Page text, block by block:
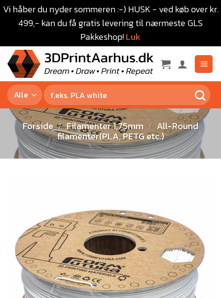
Vi håber du nyder sommeren :-) HUSK - ved køb over kr.
499,- kan du få gratis levering til nærmeste GLS
Pakkeshop!Luk
Forside / Filamenter 1,75mm / All-Round
filamenter(PLA, PETG etc.)